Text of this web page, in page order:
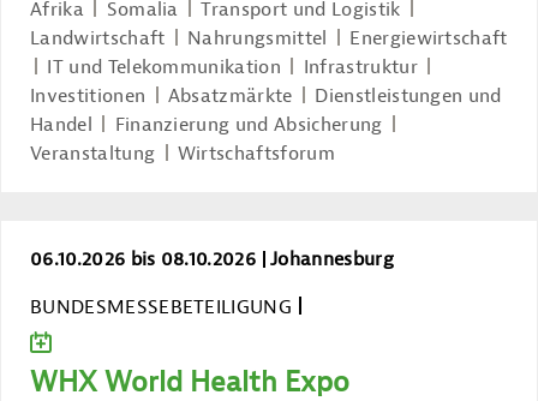
Afrika Somalia
Transport und Logistik
Landwirtschaft
Nahrungsmittel
Energiewirtschaft
IT und Telekommunikation
Infrastruktur
Investitionen
Absatzmärkte
Dienstleistungen und
Handel
Finanzierung und Absicherung
Veranstaltung
Wirtschaftsforum
WHX World Health Expo
06.10.2026 bis 08.10.2026 Johannesburg
BUNDESMESSEBETEILIGUNG
ZUM KALENDER HINZUFÜGEN
WHX World Health Expo